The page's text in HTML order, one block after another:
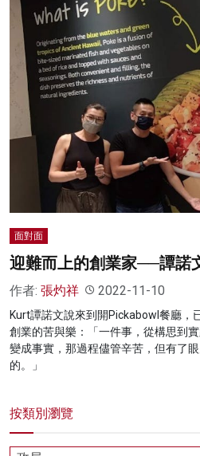
商業
科技
影片
名家榜
灼見活動
關於我們
面對面
迎難而上的創業家──譚諾
作者: 張灼祥 2022-11-10
Kurt譚諾文說來到開Pickabowl餐廳，
創業的苦與樂：「一件事，從構思到
變成事實，那過程儘管辛苦，但有了
的。」
按類別瀏覽